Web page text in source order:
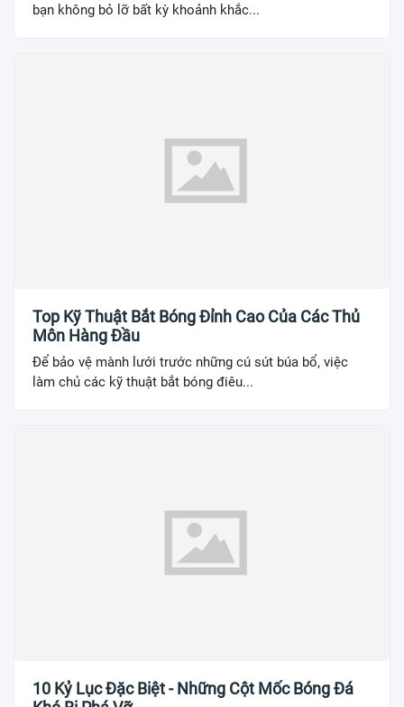
bạn không bỏ lỡ bất kỳ khoảnh khắc...
Top Kỹ Thuật Bắt Bóng Đỉnh Cao Của Các Thủ
Môn Hàng Đầu
Để bảo vệ mành lưới trước những cú sút búa bổ, việc
làm chủ các kỹ thuật bắt bóng điêu...
10 Kỷ Lục Đặc Biệt - Những Cột Mốc Bóng Đá